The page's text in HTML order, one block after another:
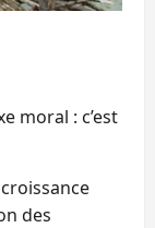
moral : c’est
des